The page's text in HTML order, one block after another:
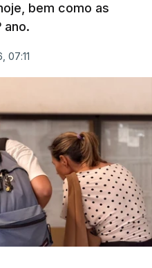
bem como as
ano.
07:11